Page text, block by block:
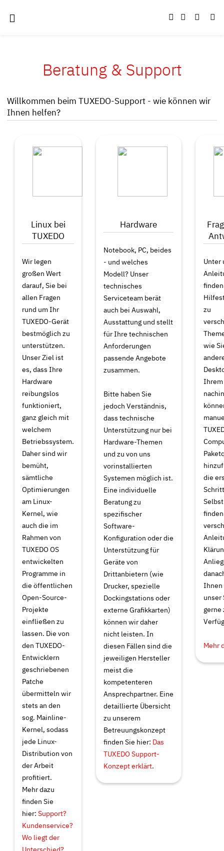
Beratung & Support
Willkommen beim TUXEDO-Support - wie können wir
Ihnen helfen?
Linux bei
TUXEDO
Wir legen
großen Wert
darauf, Sie bei
allen Fragen
rund um Ihr
TUXEDO-Gerät
bestmöglich zu
unterstützen.
Unser Ziel ist
es, dass Ihre
Hardware
reibungslos
funktioniert,
ganz gleich mit
welchem
Betriebssystem.
Daher sind wir
bemüht,
sämtliche
Optimierungen
am Linux-
Kernel, wie
auch die im
Rahmen von
TUXEDO OS
entwickelten
Programme in
die öffentlichen
Open-Source-
Projekte
einfließen zu
lassen. Die von
den TUXEDO-
Entwicklern
geschriebenen
Patche
übermitteln wir
stets an den
sog. Mainline-
Kernel, sodass
jede Linux-
Distribution von
der Arbeit
profitiert.
Mehr dazu
finden Sie
hier:Support?
Kundenservice?
Wo liegt der
Unterschied?
Hardware
Notebook, PC, beides
- und welches
Modell? Unser
technisches
Serviceteam berät
auch bei Auswahl,
Ausstattung und stellt
für Ihre technischen
Anforderungen
passende Angebote
zusammen.
Bitte haben Sie
jedoch Verständnis,
dass technische
Unterstützung nur bei
Hardware-Themen
und zu von uns
vorinstallierten
Systemen möglich ist.
Eine individuelle
Beratung zu
spezifischer
Software-
Konfiguration oder die
Unterstützung für
Geräte von
Drittanbietern (wie
Drucker, spezielle
Dockingstations oder
externe Grafikkarten)
können wir daher
nicht leisten. In
diesen Fällen sind die
jeweiligen Hersteller
meist die
kompetenteren
Ansprechpartner. Eine
detaillierte Übersicht
zu unserem
Betreuungskonzept
finden Sie hier: Das
TUXEDO Support-
Konzept erklärt.
Unter
zu
wie
Ihrem
die
Ihnen
unser
gerne
Mehr